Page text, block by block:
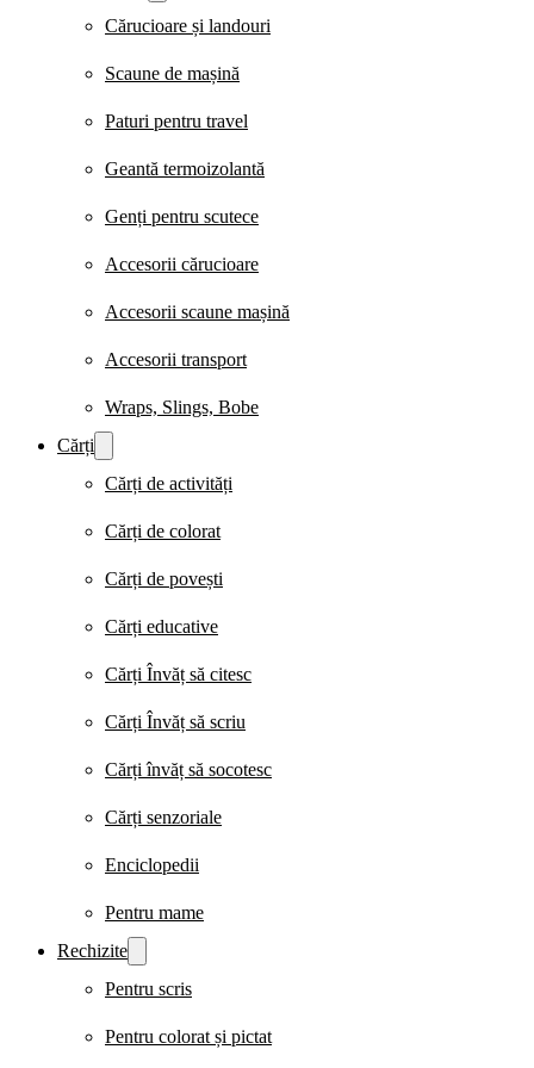
Cărucioare și landouri
Scaune de mașină
Paturi pentru travel
Geantă termoizolantă
Genți pentru scutece
Accesorii cărucioare
Accesorii scaune mașină
Accesorii transport
Wraps, Slings, Bobe
Cărți
Cărți de activități
Cărți de colorat
Cărți de povești
Cărți educative
Cărți Învăț să citesc
Cărți Învăț să scriu
Cărți învăț să socotesc
Cărți senzoriale
Enciclopedii
Pentru mame
Rechizite
Pentru scris
Pentru colorat și pictat